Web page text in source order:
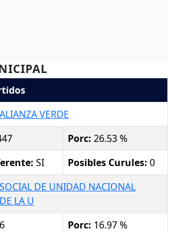
VERDE
Porc: 26.53 %
SI Posibles Curules: 0
DE UNIDAD NACIONAL
LA U
Porc: 16.97 %